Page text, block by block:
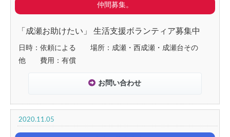
仲間募集。
「成瀬お助けたい」 生活支援ボランティア募集中
日時：依頼による 場所：成瀬・西成瀬・成瀬台その
他 費用：有償
お問い合わせ
2020.11.05